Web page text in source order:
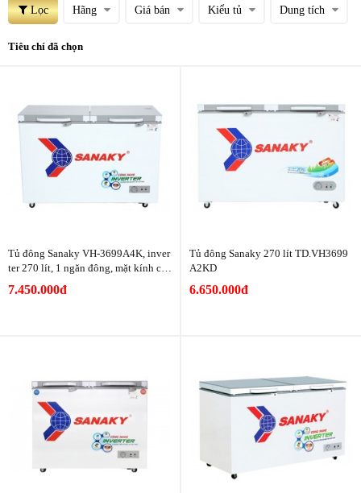
Lọc Hãng Giá bán Kiểu tủ Dung tích
Tiêu chí đã chọn
Tủ đông Sanaky VH-3699A4K, inver
ter 270 lít, 1 ngăn đông, mặt kính cư
7.450.000đ
Tủ đông Sanaky 270 lít TD.VH3699
A2KD
6.650.000đ